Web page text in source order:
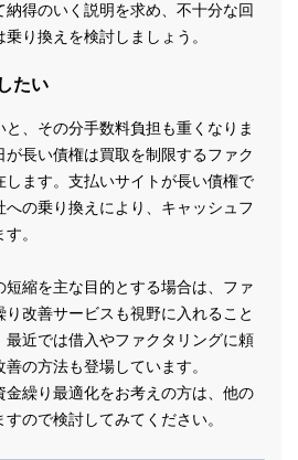
得のいく説明を求め、不十分な回
り換えを検討しましょう。
たい
、その分手数料負担も重くなりま
長い債権は買取を制限するファク
します。支払いサイトが長い債権で
への乗り換えにより、キャッシュフ
。
短縮を主な目的とする場合は、ファ
改善サービスも視野に入れること
最近では借入やファクタリングに頼
の方法も登場しています。
繰り最適化をお考えの方は、他の
ので検討してみてください。